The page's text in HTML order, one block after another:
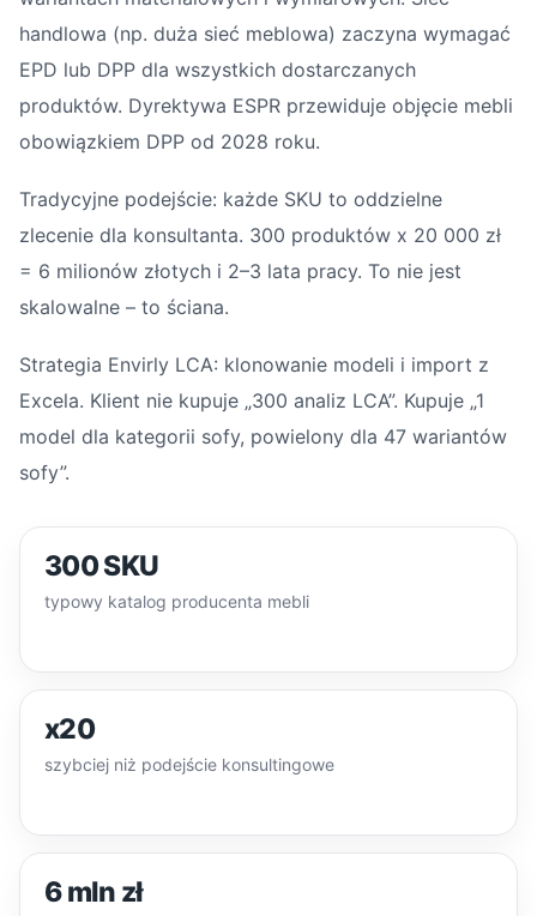
handlowa (np. duża sieć meblowa) zaczyna wymagać
EPD lub DPP dla wszystkich dostarczanych
produktów. Dyrektywa ESPR przewiduje objęcie mebli
obowiązkiem DPP od 2028 roku.
Tradycyjne podejście: każde SKU to oddzielne
zlecenie dla konsultanta. 300 produktów x 20 000 zł
= 6 milionów złotych i 2–3 lata pracy. To nie jest
skalowalne – to ściana.
Strategia Envirly LCA: klonowanie modeli i import z
Excela. Klient nie kupuje „300 analiz LCA”. Kupuje „1
model dla kategorii sofy, powielony dla 47 wariantów
sofy”.
300 SKU
typowy katalog producenta mebli
x20
szybciej niż podejście konsultingowe
6 mln zł